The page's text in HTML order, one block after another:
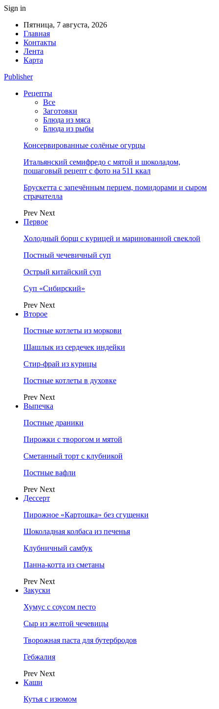
Sign in
Пятница, 7 августа, 2026
Главная
Контакты
Лента
Карта
Publisher
Рецепты
Все
Заготовки
Блюда из мяса
Блюда из рыбы
Консервированные солёные огурцы
Итальянский семифредо с мятой и шоколадом,
пошаговый рецепт с фото на 511 ккал
Брускетта с запечённым перцем, помидорами и сыром
страчателла
Prev Next
Первое
Холодный борщ с курицей и маринованной свеклой
Постный чечевичный суп
Острый китайский суп
Суп «Сибирский»
Prev Next
Второе
Постные котлеты из моркови
Шашлык из сердечек индейки
Стир-фрай из курицы
Постные котлеты в духовке
Prev Next
Выпечка
Постные драники
Пирожки с творогом и мятой
Сметанный торт с клубникой
Постные вафли
Prev Next
Дессерт
Пирожное «Картошка» без сгущенки
Шоколадная колбаса из печенья
Клубничный самбук
Панна-котта из сметаны
Prev Next
Закуски
Хумус с соусом песто
Сыр из желтой чечевицы
Творожная паста для бутербродов
Гебжалия
Prev Next
Каши
Кутья с изюмом